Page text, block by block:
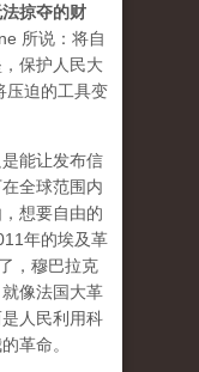
掠夺的财
所说：将自
保护人民大
迫的工具变
能让发布信
全球范围内
想要自由的
年的埃及革
，穆巴拉克
像法国大革
人民利用科
革命。